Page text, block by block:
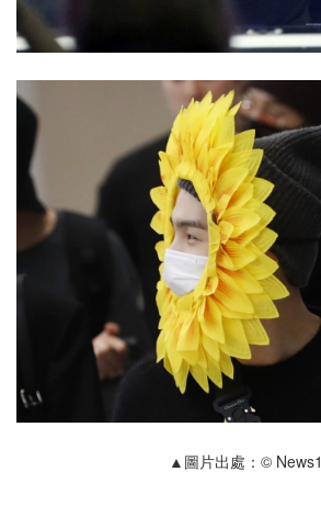
▲圖片出處：© News1